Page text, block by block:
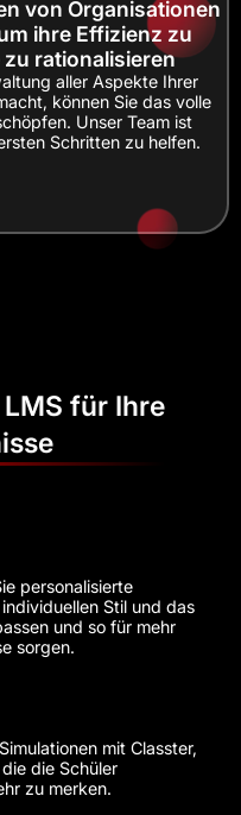
von Organisationen
ihre Effizienz zu
rationalisieren
aller Aspekte Ihrer
können Sie das volle
Unser Team ist
Schritten zu helfen.
für Ihre
personalisierte
Stil und das
und so für mehr
sorgen.
mit Classter,
die Schüler
zu merken.